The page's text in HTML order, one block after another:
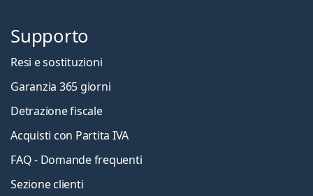
Supporto
Resi e sostituzioni
Garanzia 365 giorni
Detrazione fiscale
Acquisti con Partita IVA
FAQ - Domande frequenti
Sezione clienti